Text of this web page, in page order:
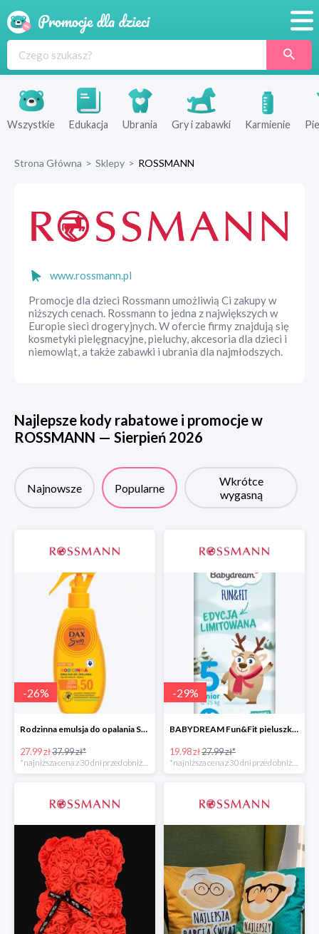
Produkty
Sklepy
Wszystkie Edukacja Ubrania Gry i zabawki Karmienie
Strona Główna > Sklepy > ROSSMANN
www.rossmann.pl
Promocje dla dzieci Rossmann umożliwią Ci zakupy w
niższych cenach. Rossmann to jedna z największych w
Europie sieci drogeryjnych. W ofercie firmy znajdują się
kosmetyki pielęgnacyjne, pieluchy, akcesoria dla dzieci i
niemowląt, a także zabawki i ubrania dla najmłodszych.
Najlepsze kody rabatowe i promocje w
ROSSMANN — Sierpień 2026
Najnowsze Popularne
Wkrótce
wygasną
-26%
Rodzinna emulsja do opalania SPF 50
27.99 zł37.99 zł*
*najniższa cena z 30 dni przed obniżką
-29%
BABYDREAM Fun&Fit pieluszki jednorazowe Junior 5
19.98 zł27.99 zł*
*najniższa cena z 30 dni przed obniżką